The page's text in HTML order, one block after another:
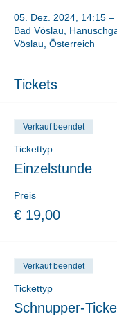
05. Dez. 2024, 14:15 –
Bad Vöslau,
Vöslau, Österreich
Tickets
Verkauf beendet
Tickettyp
Einzelstunde
Preis
€ 19,00
Verkauf beendet
Tickettyp
Schnupper-